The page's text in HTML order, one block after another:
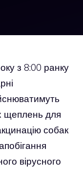
з 8:00 ранку
щеплень для
собак
вірусного